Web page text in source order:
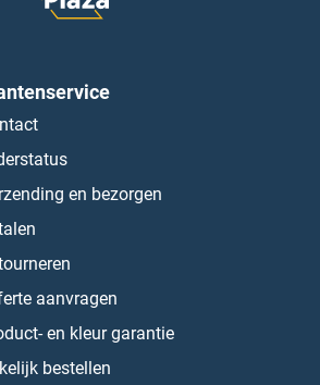
en bezorgen
aanvragen
en kleur garantie
bestellen